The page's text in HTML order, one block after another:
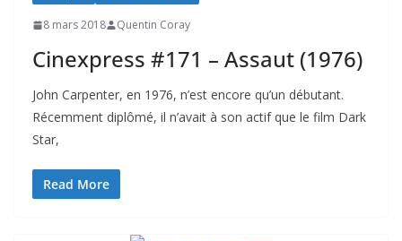
8 mars 2018 Quentin Coray
Cinexpress #171 – Assaut (1976)
John Carpenter, en 1976, n’est encore qu’un débutant.
Récemment diplômé, il n’avait à son actif que le film Dark
Star,
Read More